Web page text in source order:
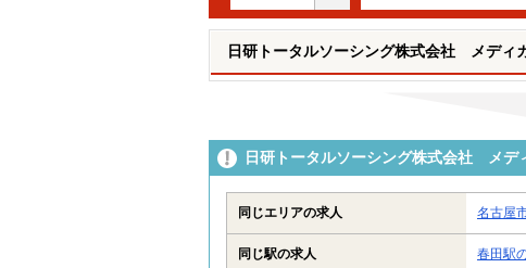
日研トータルソーシング株式会社 メディ
日研トータルソーシング株式会社 メデ
同じエリアの求人 名古屋
同じ駅の求人 春田駅